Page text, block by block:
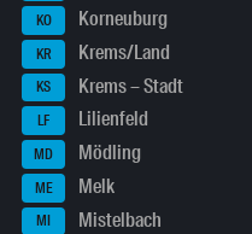
KO Korneuburg
KR Krems/Land
KS Krems – Stadt
LF Lilienfeld
MD Mödling
ME Melk
MI Mistelbach